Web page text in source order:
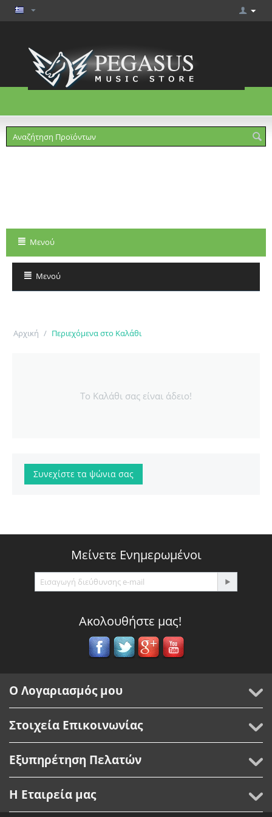
Μενού
Μενού
Αρχική / Περιεχόμενα στο Καλάθι
Το Καλάθι σας είναι άδειο!
Συνεχίστε τα ψώνια σας
Μείνετε Ενημερωμένοι
Ακολουθήστε μας!
Ο Λογαριασμός μου
Στοιχεία Επικοινωνίας
Εξυπηρέτηση Πελατών
Η Εταιρεία μας